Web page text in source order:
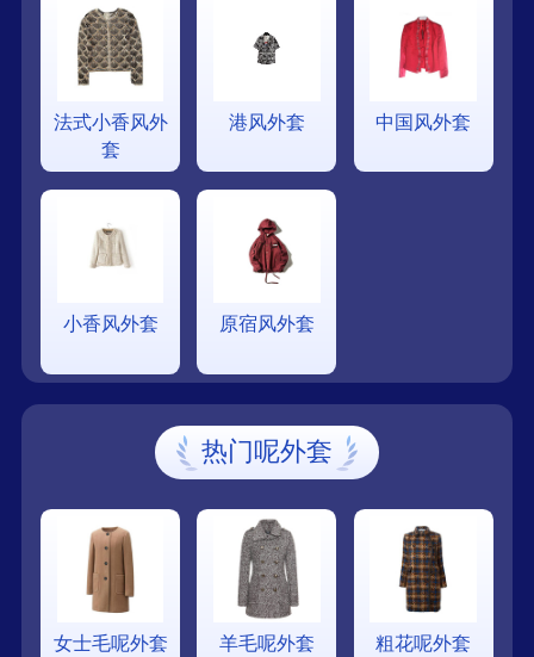
法式小香风外
套
港风外套 中国风外套
小香风外套 原宿风外套
热门呢外套
女士毛呢外套 羊毛呢外套 粗花呢外套